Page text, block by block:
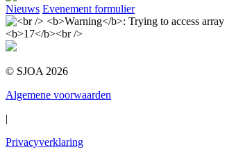
Nieuws Evenement formulier
© SJOA 2026
Algemene voorwaarden
|
Privacyverklaring